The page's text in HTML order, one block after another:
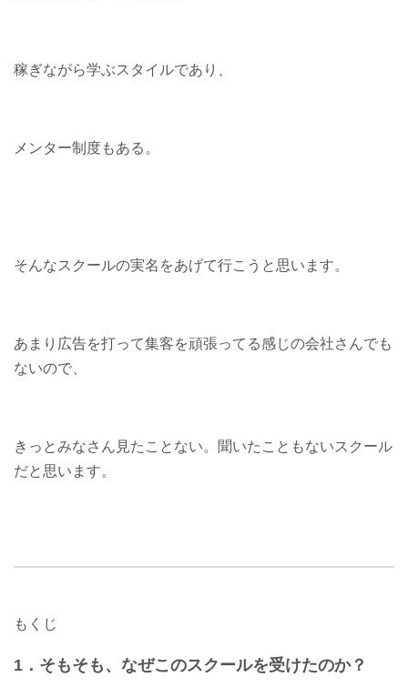
稼ぎながら学ぶスタイルであり、
メンター制度もある。
そんなスクールの実名をあげて行こうと思います。
あまり広告を打って集客を頑張ってる感じの会社さんでも
ないので、
きっとみなさん見たことない。聞いたこともないスクール
だと思います。
もくじ
1．そもそも、なぜこのスクールを受けたのか？